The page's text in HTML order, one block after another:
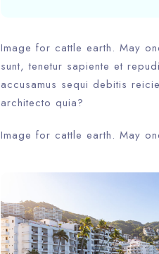
Image for cattle earth. May
sunt, tenetur sapiente et
accusamus sequi debitis
architecto quia?
Image for cattle earth. May
Adults